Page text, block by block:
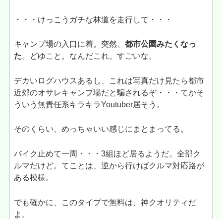
・・・けっこうガチな林道を走行して・・・
キャンプ場の入口に着。突然、都市公園みたくなっ
た。どゆこと。なんだこれ。すごいな。
デカいログハウスあるし、これは写真だけ見たら都市
近郊のオサレキャンプ場だと騙されるぞ・・・てかそ
ういう無責任系キラキラYoutuber居そう。
そのくらい、めっちゃいい感じにまとまってる。
バイク止めて一周・・・3組ほど居るようだ。全部ク
ルマだけど。てことは、逆から行けばクルマ対応路が
ある模様。
でも確かに、このタイプで無料は、神クオリティだ
よ。